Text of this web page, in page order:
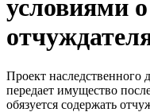
условиями
Проект наследственного
передает имущество
обязуется содержать